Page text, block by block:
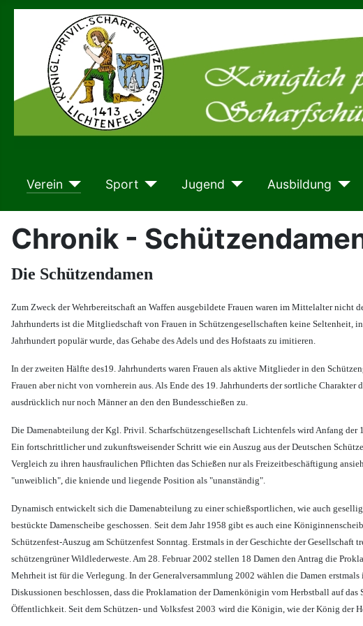
Verein Sport Jugend Ausbildung
Chronik -
Die Schützendamen
Zum Zweck der Wehrbereitschaft an Waffen ausgebildete Frauen waren im Mittelalter nicht
Jahrhunderts ist die Mitgliedschaft von Frauen in Schützengesellschaften keine Seltenheit,
Jahrhundert populär wurde, das Gehabe des Adels und des Hofstaats zu imitieren.
In der zweiten Hälfte des19. Jahrhunderts waren Frauen als aktive Mitglieder in den
Frauen aber nicht von vornherein aus. Als Ende des 19. Jahrhunderts der sortliche
ausdrücklich nur noch Männer an den den Bundesschießen zu.
Die Damenabteilung der Kgl. Privil. Scharfschützengesellschaft Lichtenfels wird Anfang der
Ein fortschrittlicher und zukunftsweisender Schritt wie ein Auszug aus der Deutschen
Vergleich zu ihren hausfraulichen Pflichten das Schießen nur als Freizeitbeschäftigung
"unweiblich", die kniende und liegende Position als "unanständig".
Dynamisch entwickelt sich die Damenabteilung zu einer schießsportlichen, wie auch
bestückte Damenscheibe geschossen. Seit dem Jahr 1958 gibt es auch eine
Schützenfest-Auszug am Schützenfest Sonntag. Erstmals in der Geschichte der
schützengrüner Wildlederweste. Am 28. Februar 2002 stellen 18 Damen den Antrag die
Mehrheit ist für die Verlegung. In der Generalversammlung 2002 wählen die Damen
Diskussionen beschlossen, dass die Proklamation der Damenkönigin vom Herbstball auf
Öffentlichkeit. Seit dem Schützen- und Volksfest 2003 wird die Königin, wie der König der